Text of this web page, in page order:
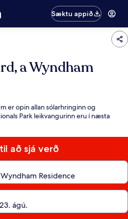
Sæktu appið
a Wyndham
er opin allan sólarhringinn og
Park leikvangurinn eru í næsta
að sjá verð